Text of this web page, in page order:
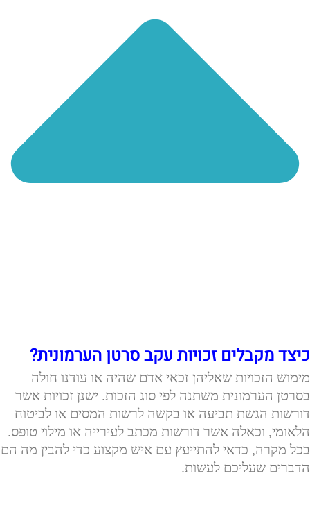
כיצד מקבלים זכויות עקב סרטן הערמונית?
מימוש הזכויות שאליהן זכאי אדם שהיה או עודנו חולה
בסרטן הערמונית משתנה לפי סוג הזכות. ישנן זכויות אשר
דורשות הגשת תביעה או בקשה לרשות המסים או לביטוח
הלאומי, וכאלה אשר דורשות מכתב לעירייה או מילוי טופס.
בכל מקרה, כדאי להתייעץ עם איש מקצוע כדי להבין מה הם
הדברים שעליכם לעשות.